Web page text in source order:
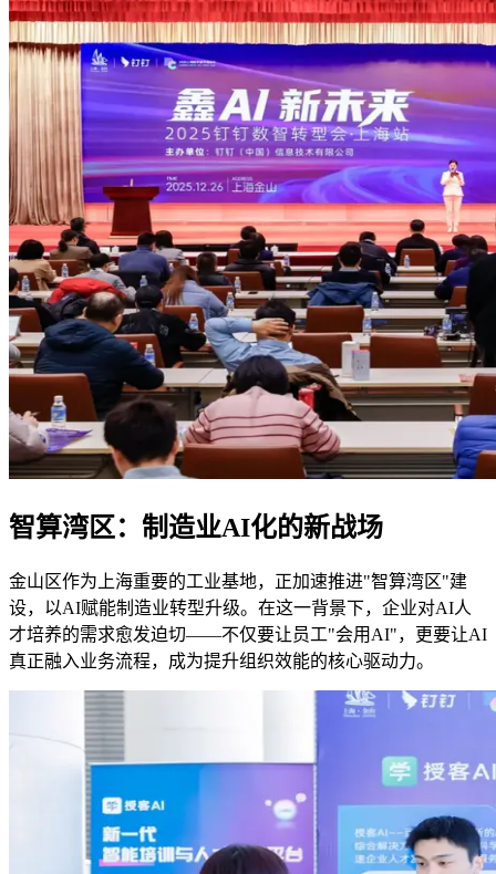
智算湾区：制造业AI化的新战场
金山区作为上海重要的工业基地，正加速推进"智算湾区"建
设，以AI赋能制造业转型升级。在这一背景下，企业对AI人
才培养的需求愈发迫切——不仅要让员工"会用AI"，更要让AI
真正融入业务流程，成为提升组织效能的核心驱动力。